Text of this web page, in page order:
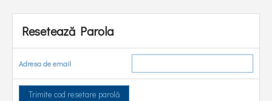
Resetează Parola
Adresa de email
Trimite cod resetare parolă